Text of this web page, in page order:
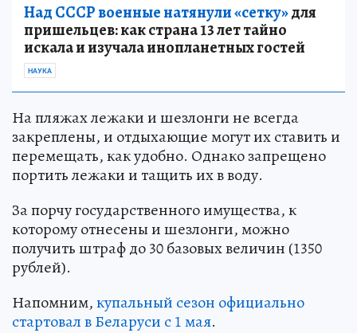
Над СССР военные натянули «сетку»для
пришельцев: как страна 13 лет тайно
искала и изучала инопланетных гостей
НАУКА
На пляжах лежаки и шезлонги не всегда
закреплены, и отдыхающие могут их ставить и
перемещать, как удобно. Однако запрещено
портить лежаки и тащить их в воду.
За порчу государственного имущества, к
которому отнесены и шезлонги, можно
получить штраф до 30 базовых величин (1350
рублей).
Напомним,купальный сезон официально
стартовал в Беларуси с 1 мая.